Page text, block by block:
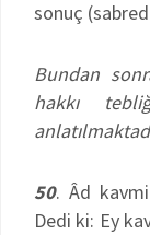
sonuç
Bundan
hakkı
50. Âd
Dedi ki: Ey